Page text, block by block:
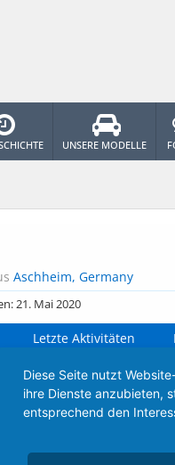
Aschheim, Germany
21. Mai 2020
Letzte Aktivitäten
keine Nachrichten im
UNSERE MODELLE
Diese Seite nutzt
ihre Dienste anzubieten,
entsprechend den